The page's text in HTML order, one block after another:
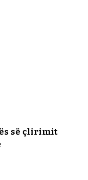
së çlirimit